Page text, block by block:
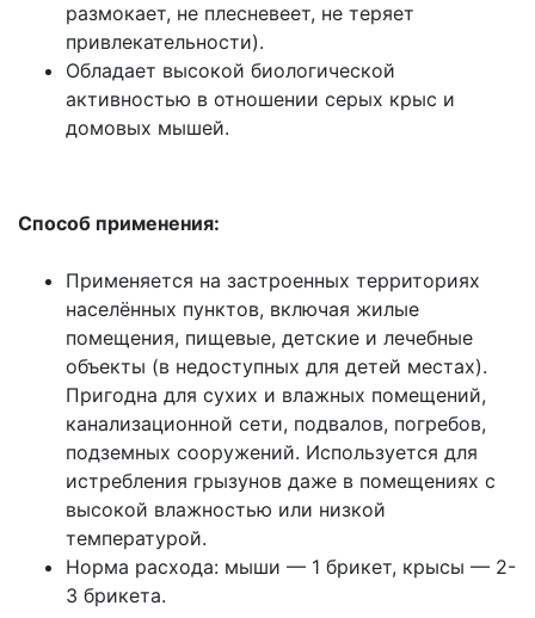
размокает, не плесневеет, не теряет
привлекательности).
Обладает высокой биологической
активностью в отношении серых крыс и
домовых мышей.
Способ применения:
Применяется на застроенных территориях
населённых пунктов, включая жилые
помещения, пищевые, детские и лечебные
объекты (в недоступных для детей местах).
Пригодна для сухих и влажных помещений,
канализационной сети, подвалов, погребов,
подземных сооружений. Используется для
истребления грызунов даже в помещениях с
высокой влажностью или низкой
температурой.
Норма расхода: мыши — 1 брикет, крысы — 2-
3 брикета.